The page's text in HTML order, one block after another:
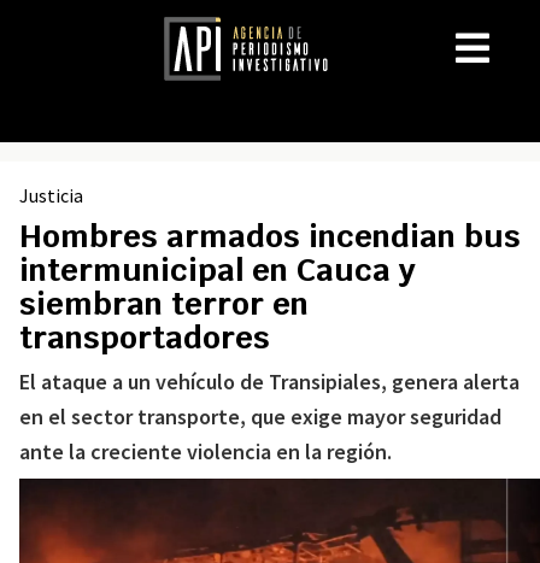
Justicia
Hombres armados incendian bus
intermunicipal en Cauca y
siembran terror en
transportadores
El ataque a un vehículo de Transipiales, genera alerta
en el sector transporte, que exige mayor seguridad
ante la creciente violencia en la región.